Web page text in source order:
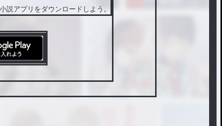
説アプリをダウンロードしよう。